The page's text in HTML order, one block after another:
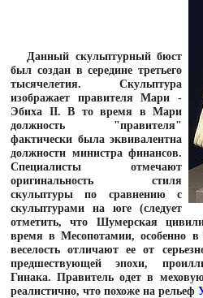
Данный скульптурный бюст
был создан в середине третьего
тысячелетия. Скульптура
изображает правителя Мари -
Эбиха II. В то время в Мари
должность "правителя"
фактически была эквивалентна
должности министра финансов.
Специалисты отмечают
оригинальность стиля
скульптуры по сравнению с
скульптурами на юге (следует
отметить, что Шумерская
время в Месопотамии, особенно
веселость отличают ее от
предшествующей эпохи,
Гинака. Правитель одет в
реалистично, что похоже на рельеф